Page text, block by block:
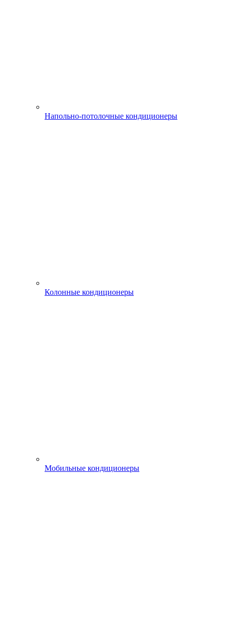
Напольно-потолочные кондиционеры
Колонные кондиционеры
Мобильные кондиционеры